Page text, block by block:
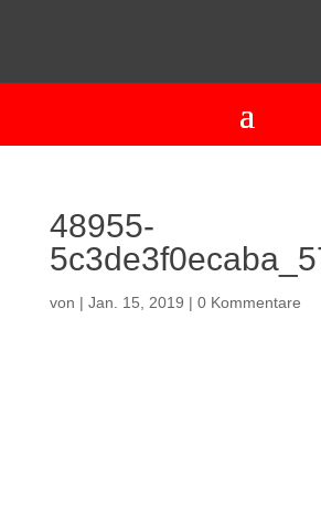
48955-
von | Jan. 15, 2019 | 0 Kommentare